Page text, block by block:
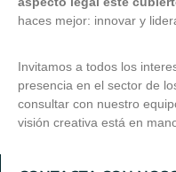
haces mejor: innovar y
Invitamos a todos los
presencia en el sector de
consultar con nuestro
visión creativa está en